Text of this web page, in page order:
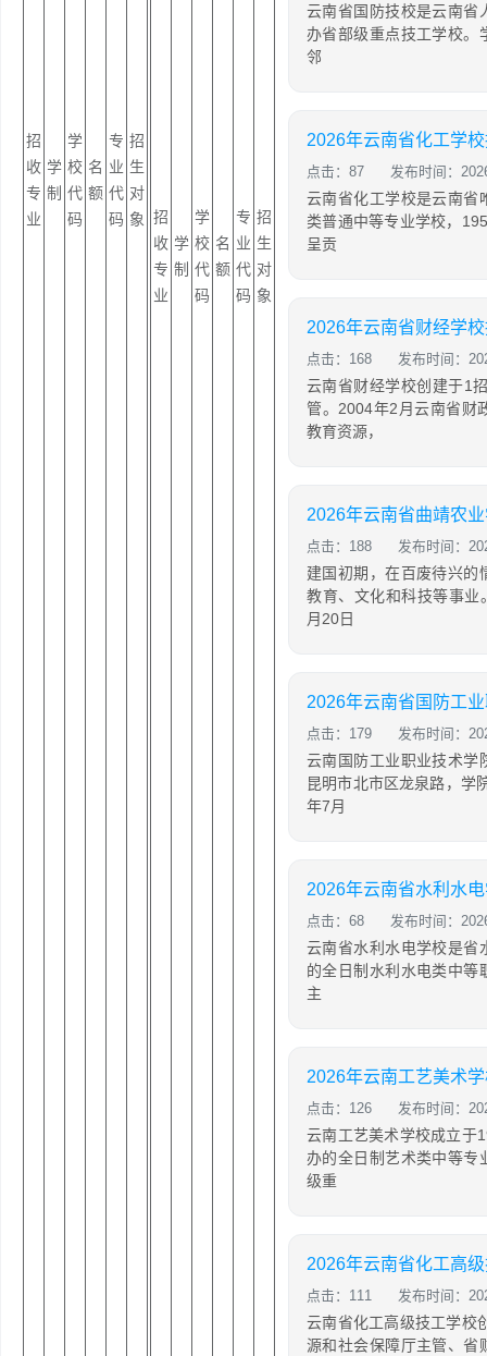
招
收
专
业
学
制
学
校
代
码
名
额
专
业
代
码
招
生
对
象
招
收
专
业
学
制
学
校
代
码
名
额
专
业
代
码
招
生
对
象
云南省国防技校是云南省
办省部级重点技工学校。
邻
2026年云南省化工学
点击：87 发布时间：
云南省化工学校是云南省
类普通中等专业学校，
呈贡
2026年云南省财经学
点击：168 发布时间：
云南省财经学校创建于1
管。2004年2月云南省财
教育资源，
点击：188 发布时间：
建国初期，在百废待兴的
教育、文化和科技等事
月20日
点击：179 发布时间：
云南国防工业职业技术学
昆明市北市区龙泉路，学
年7月
点击：68 发布时间：
云南省水利水电学校是省
的全日制水利水电类中等
主
2026年云南工艺美术
点击：126 发布时间：
云南工艺美术学校成立于
办的全日制艺术类中等专
级重
点击：111 发布时间：
云南省化工高级技工学校
源和社会保障厅主管、省